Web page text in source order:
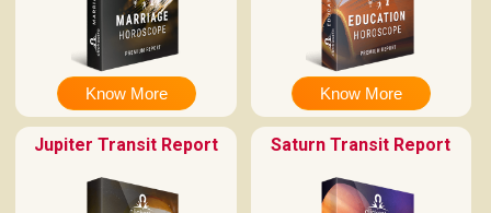
Know More Know More
Jupiter Transit Report Saturn Transit Report